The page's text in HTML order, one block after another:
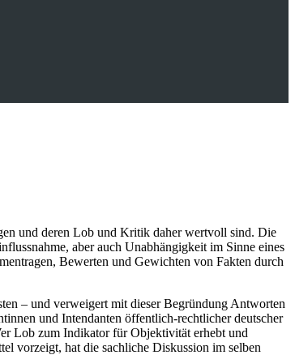
und deren Lob und Kritik daher wertvoll sind. Die
aber auch Unabhängigkeit im Sinne eines
Bewerten und Gewichten von Fakten durch
– und verweigert mit dieser Begründung Antworten
und Intendanten öffentlich-rechtlicher deutscher
Lob zum Indikator für Objektivität erhebt und
vorzeigt, hat die sachliche Diskussion im selben